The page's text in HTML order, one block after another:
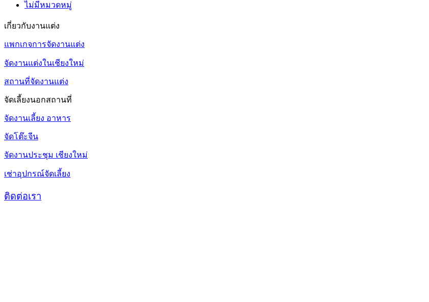
ไม่มีหมวดหมู่
เกี่ยวกับงานแต่ง
แพกเกจการจัดงานแต่ง
จัดงานแต่งในเชียงใหม่
สถานที่จัดงานแต่ง
จัดเลี้ยงนอกสถานที่
จัดงานเลี้ยง อาหาร
จัดโต๊ะจีน
จัดงานประชุม เชียงใหม่
เช่าอุปกรณ์จัดเลี้ยง
ติดต่อเรา